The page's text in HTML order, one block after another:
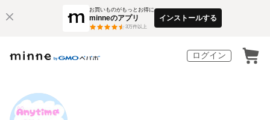
お買いものがもっとお得に
minneのアプリ
3万件以上
インストールする
ログイン